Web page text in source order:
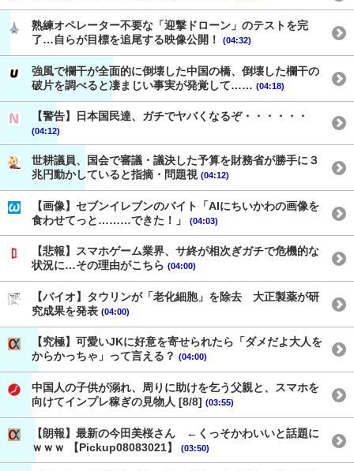
熟練オペレーター不要な「迎撃ドローン」のテストを完
了…自らが目標を追尾する映像公開！
(04:32)
強風で欄干が全面的に倒壊した中国の橋、倒壊した欄干の
破片を調べると凄まじい事実が発覚して…… (04:18)
【警告】日本国民達、ガチでヤバくなるぞ・・・・・・
(04:12)
世耕議員、国会で審議・議決した予算を財務省が勝手に３
兆円動かしていると指摘・問題視 (04:12)
【画像】セブンイレブンのバイト「AIにちいかわの画像を
食わせてっと………できた！」
(04:03)
【悲報】スマホゲーム業界、サ終が相次ぎガチで危機的な
状況に…その理由がこちら (04:00)
【バイオ】タウリンが「老化細胞」を除去 大正製薬が研
究成果を発表 (04:00)
【究極】可愛いJKに好意を寄せられたら「ダメだよ大人を
からかっちゃ」って言える？ (04:00)
中国人の子供が溺れ、周りに助けを乞う父親と、スマホを
向けてインプレ稼ぎの見物人 [8/8] (03:55)
【朗報】最新の今田美桜さん ←くっそかわいいと話題に
ｗｗｗ 【Pickup08083021】
(03:50)